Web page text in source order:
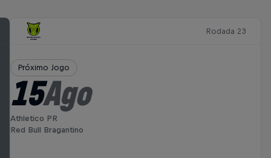
Rodada 23
Próximo Jogo
15Ago
Athletico PR
Red Bull Bragantino